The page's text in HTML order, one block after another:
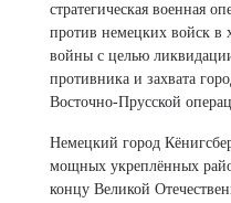
стратегическая военная
против немецких войск в
войны с целью
противника и захвата
Восточно-Прусской
Немецкий город
мощных укреплённых
концу Великой